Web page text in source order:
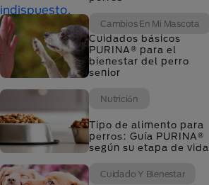
Cambios En Mi Mascota
Cuidados básicos
PURINA® para el
bienestar del perro
senior
Nutrición
Tipo de alimento para
perros: Guía PURINA®
según su etapa de vida
Cuidado Y Bienestar